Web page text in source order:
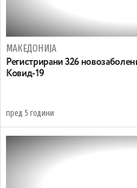
МАКЕДОНИЈА
Регистрирани 326
Ковид-19
пред 5 години